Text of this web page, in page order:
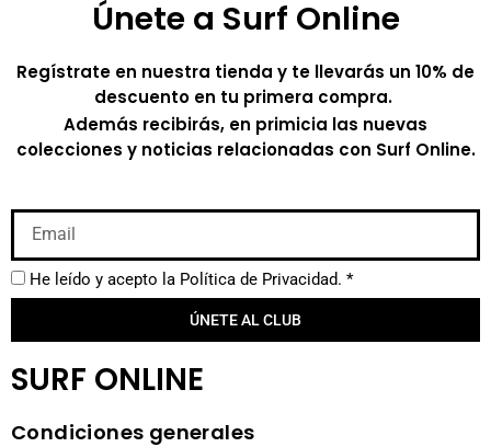
Únete a Surf Online
Regístrate en nuestra tienda y te llevarás un 10% de
descuento en tu primera compra.
Además recibirás, en primicia las nuevas
colecciones y noticias relacionadas con Surf Online.
He leído y acepto la Política de Privacidad. *
ÚNETE AL CLUB
SURF ONLINE
Condiciones generales